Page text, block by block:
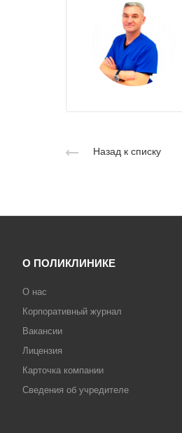
Назад к списку
О ПОЛИКЛИНИКЕ
О нас
Корпоративный журнал
Вакансии
Лицензия
Карточка компании
Сведения об учредителе